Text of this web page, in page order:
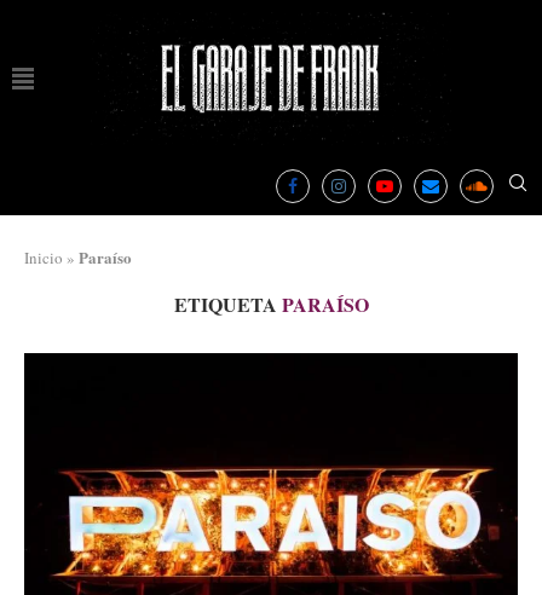
Inicio » Paraíso
ETIQUETA PARAÍSO